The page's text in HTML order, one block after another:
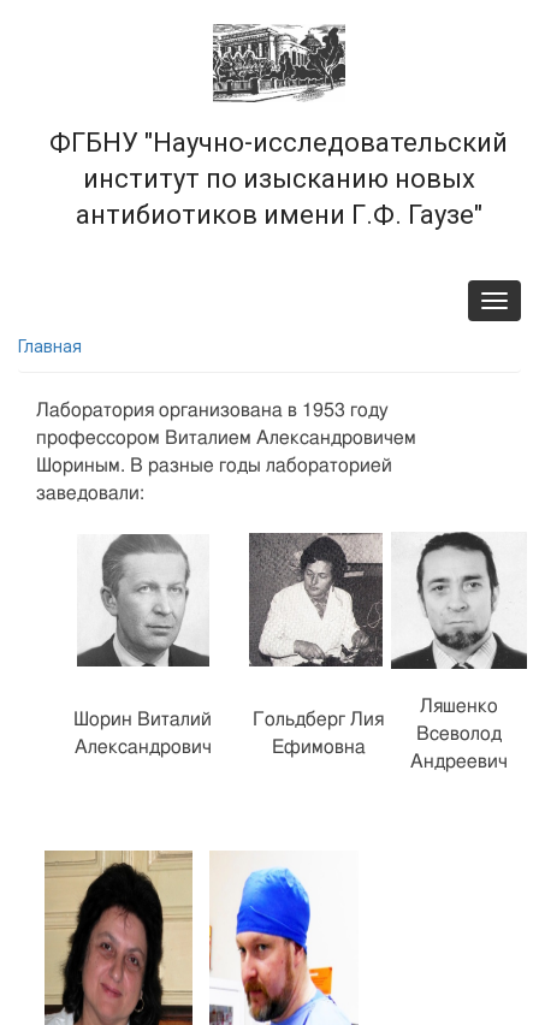
ФГБНУ "Научно-исследовательский
институт по изысканию новых
антибиотиков имени Г.Ф. Гаузе"
Главная
Лаборатория организована в 1953 году
профессором Виталием Александровичем
Шориным. В разные годы лабораторией
заведовали:
Шорин Виталий
Александрович
Гольдберг Лия
Ефимовна
Ляшенко
Всеволод
Андреевич